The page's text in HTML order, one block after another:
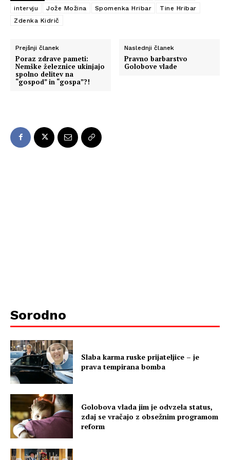
intervju
Jože Možina Spomenka Hribar
Tine Hribar
Zdenka Kidrič
Prejšnji članek
Poraz zdrave pameti:
Nemške železnice ukinjajo
spolno delitev na
“gospod” in “gospa”?!
Naslednji članek
Pravno barbarstvo
Golobove vlade
Sorodno
Slaba karma ruske prijateljice – je
prava tempirana bomba
Golobova vlada jim je odvzela status,
zdaj se vračajo z obsežnim programom
reform